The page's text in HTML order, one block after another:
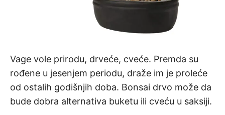
Vage vole prirodu, drveće, cveće. Premda su
rođene u jesenjem periodu, draže im je proleće
od ostalih godišnjih doba. Bonsai drvo može da
bude dobra alternativa buketu ili cveću u saksiji.